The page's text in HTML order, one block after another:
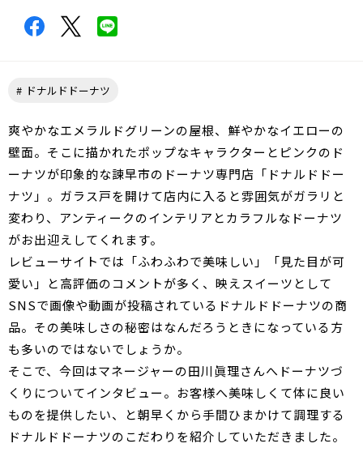
ドナルドドーナツ
爽やかなエメラルドグリーンの屋根、鮮やかなイエローの
壁面。そこに描かれたポップなキャラクターとピンクのド
ーナツが印象的な諫早市のドーナツ専門店「ドナルドドー
ナツ」。ガラス戸を開けて店内に入ると雰囲気がガラリと
変わり、アンティークのインテリアとカラフルなドーナツ
がお出迎えしてくれます。
レビューサイトでは「ふわふわで美味しい」「見た目が可
愛い」と高評価のコメントが多く、映えスイーツとして
SNSで画像や動画が投稿されているドナルドドーナツの商
品。その美味しさの秘密はなんだろうときになっている方
も多いのではないでしょうか。
そこで、今回はマネージャーの田川眞理さんへドーナツづ
くりについてインタビュー。お客様へ美味しくて体に良い
ものを提供したい、と朝早くから手間ひまかけて調理する
ドナルドドーナツのこだわりを紹介していただきました。